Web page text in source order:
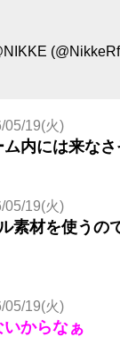
05/19(火)
内には来な
05/19(火)
素材を使うの
05/19(火)
からなぁ